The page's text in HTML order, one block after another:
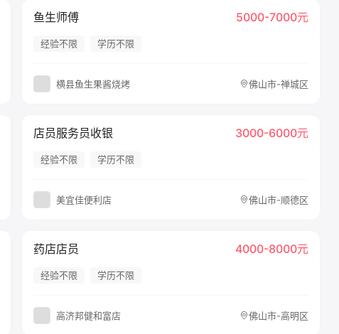
鱼生师傅 5000-7000元
经验不限 学历不限
横县鱼生果酱烧烤 佛山市-禅城区
店员服务员收银 3000-6000元
经验不限 学历不限
美宜佳便利店 佛山市-顺德区
药店店员 4000-8000元
经验不限 学历不限
高济邦健和富店 佛山市-高明区